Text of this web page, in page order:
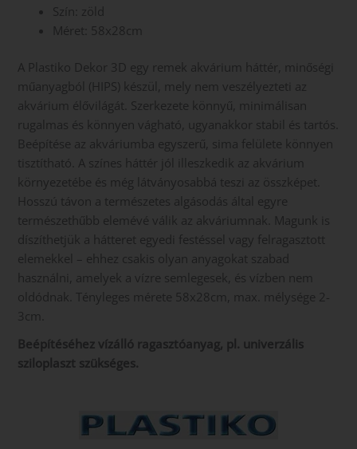
Szín: zöld
Méret: 58x28cm
A Plastiko Dekor 3D egy remek akvárium háttér, minőségi
műanyagból (HIPS) készül, mely nem veszélyezteti az
akvárium élővilágát. Szerkezete könnyű, minimálisan
rugalmas és könnyen vágható, ugyanakkor stabil és tartós.
Beépítése az akváriumba egyszerű, sima felülete könnyen
tisztítható. A színes háttér jól illeszkedik az akvárium
környezetébe és még látványosabbá teszi az összképet.
Hosszú távon a természetes algásodás által egyre
természethűbb elemévé válik az akváriumnak. Magunk is
díszíthetjük a hátteret egyedi festéssel vagy felragasztott
elemekkel – ehhez csakis olyan anyagokat szabad
használni, amelyek a vízre semlegesek, és vízben nem
oldódnak. Tényleges mérete 58x28cm, max. mélysége 2-
3cm.
Beépítéséhez vízálló ragasztóanyag, pl. univerzális
sziloplaszt szükséges.